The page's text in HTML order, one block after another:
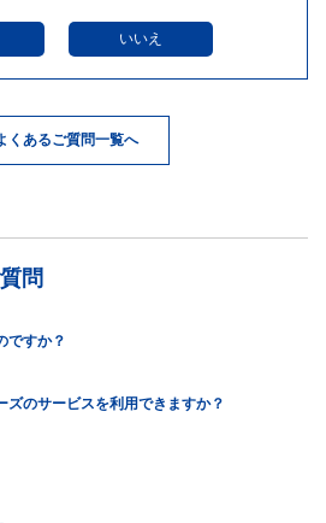
いいえ
くあるご質問一覧へ
問
ですか？
ズのサービスを利用できますか？